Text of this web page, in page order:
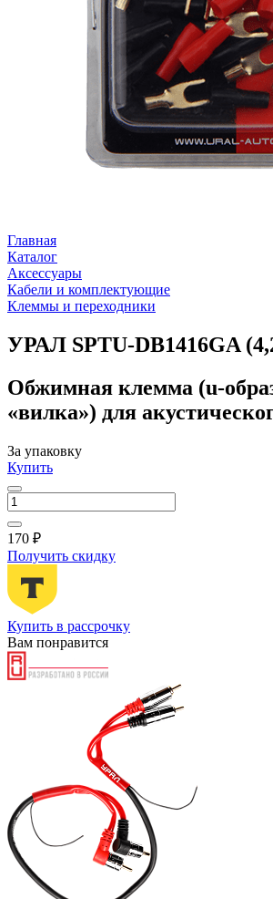
Главная
Каталог
Аксессуары
Кабели и комплектующие
Клеммы и переходники
УРАЛ SPTU-DB1416GA
Обжимная клемма (u-
«вилка») для
За упаковку
Купить
170 ₽
Получить скидку
Купить в рассрочку
Вам понравится